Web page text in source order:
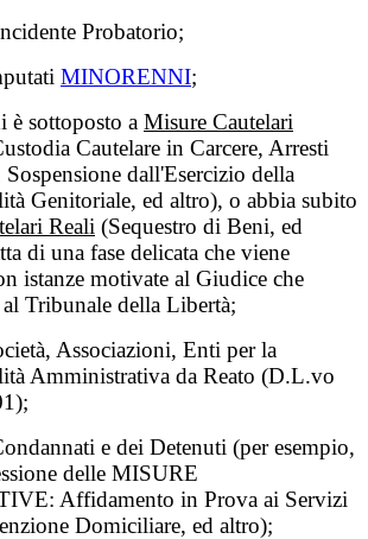
Probatorio;
MINORENNI;
è sottoposto a Misure Cautelari
Cautelare in Carcere, Arresti
dall'Esercizio della
Genitoriale, ed altro), o abbia subito
Reali (Sequestro di Beni, ed
di una fase delicata che viene
istanze motivate al Giudice che
Tribunale della Libertà;
Associazioni, Enti per la
Amministrativa da Reato (D.L.vo
e dei Detenuti (per esempio,
delle MISURE
Affidamento in Prova ai Servizi
Domiciliare, ed altro);